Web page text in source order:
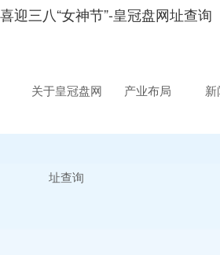
喜迎三八“女神节”-皇冠盘网址查询
关于皇冠盘网
址查询
产业布局